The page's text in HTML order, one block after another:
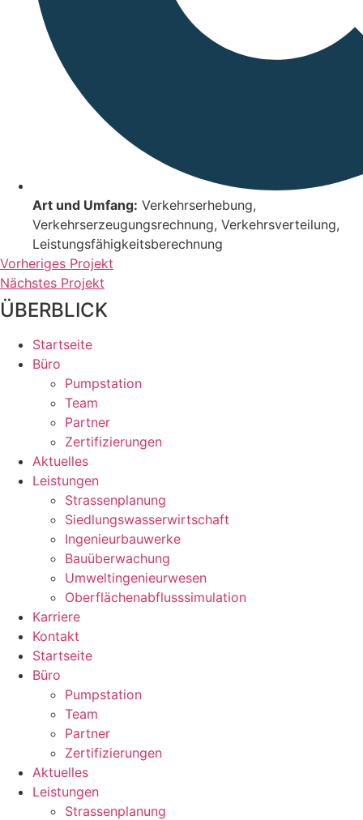
Art und Umfang: Verkehrserhebung,
Verkehrserzeugungsrechnung, Verkehrsverteilung,
Leistungsfähigkeitsberechnung
Vorheriges Projekt
Nächstes Projekt
ÜBERBLICK
Startseite
Büro
Pumpstation
Team
Partner
Zertifizierungen
Aktuelles
Leistungen
Strassenplanung
Siedlungswasserwirtschaft
Ingenieurbauwerke
Bauüberwachung
Umweltingenieurwesen
Oberflächenabflusssimulation
Karriere
Kontakt
Startseite
Büro
Pumpstation
Team
Partner
Zertifizierungen
Aktuelles
Leistungen
Strassenplanung